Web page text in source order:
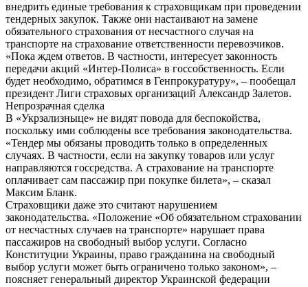
внедрить единые требования к страховщикам при проведении
тендерных закупок. Также они настаивают на замене
обязательного страхования от несчастного случая на
транспорте на страхование ответственности перевозчиков.
«Пока ждем ответов. В частности, интересует законность
передачи акций «Интер-Полиса» в госсобственность. Если
будет необходимо, обратимся в Генпрокуратуру», – пообещал
президент Лиги страховых организаций Александр Залетов.
Непрозрачная сделка
В «Укрзализныце» не видят повода для беспокойства,
поскольку ими соблюдены все требования законодательства.
«Тендер мы обязаны проводить только в определенных
случаях. В частности, если на закупку товаров или услуг
направляются госсредства. А страхование на транспорте
оплачивает сам пассажир при покупке билета», – сказал
Максим Бланк.
Страховщики даже это считают нарушением
законодательства. «Положение «Об обязательном страховании
от несчастных случаев на транспорте» нарушает права
пассажиров на свободный выбор услуги. Согласно
Конституции Украины, право гражданина на свободный
выбор услуги может быть ограничено только законом», –
поясняет генеральный директор Украинской федерации